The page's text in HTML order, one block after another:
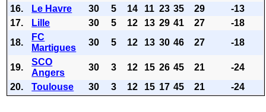
16.
Le Havre 30 5 14 11 23 35 29
-13
17.
Lille 30 5 12 13 29 41 27
-18
18.
FC
Martigues
30 5 12 13 30 46 27 -18
19.
SCO
Angers
30 3 12 15 26 45 21
-24
20.
Toulouse 30 3 12 15 17 45 21 -24